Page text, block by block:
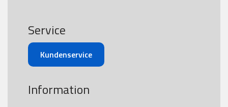
Service
Kundenservice
Information